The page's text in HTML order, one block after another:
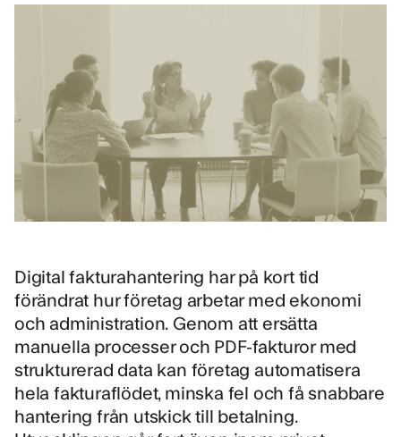
Digital fakturahantering har på kort tid
förändrat hur företag arbetar med ekonomi
och administration. Genom att ersätta
manuella processer och PDF-fakturor med
strukturerad data kan företag automatisera
hela fakturaflödet, minska fel och få snabbare
hantering från utskick till betalning.